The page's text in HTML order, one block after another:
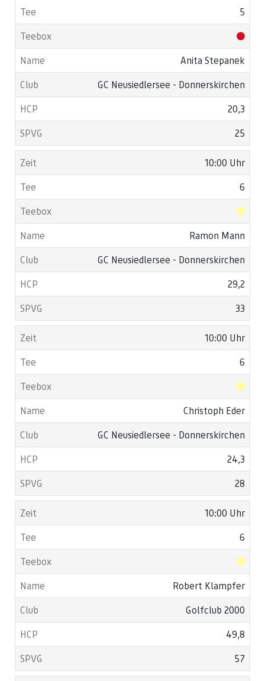
5
Anita Stepanek
GC Neusiedlersee - Donnerskirchen
20,3
25
10:00 Uhr
6
Ramon Mann
GC Neusiedlersee - Donnerskirchen
29,2
33
10:00 Uhr
6
Christoph Eder
GC Neusiedlersee - Donnerskirchen
24,3
28
10:00 Uhr
6
Robert Klampfer
Golfclub 2000
49,8
57